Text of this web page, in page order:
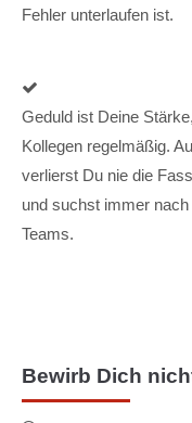
Fehler unterlaufen ist.
Geduld ist Deine
Kollegen regelmäßig.
verlierst Du nie die
und suchst immer
Teams.
Bewirb Dich